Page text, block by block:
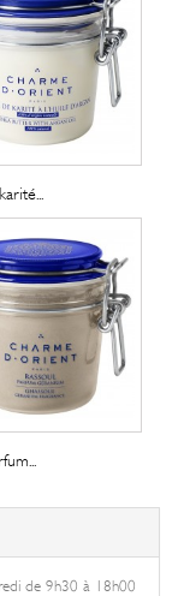
de 9h30 à 18h00